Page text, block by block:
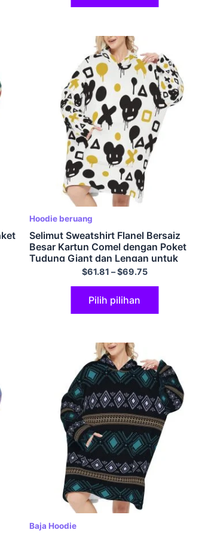
Hoodie beruang
Selimut Sweatshirt Flanel Bersaiz
Besar Kartun Comel dengan Poket
Tudung Giant dan Lengan untuk
$61.81 –$69.75
Pilih pilihan
Baja Hoodie